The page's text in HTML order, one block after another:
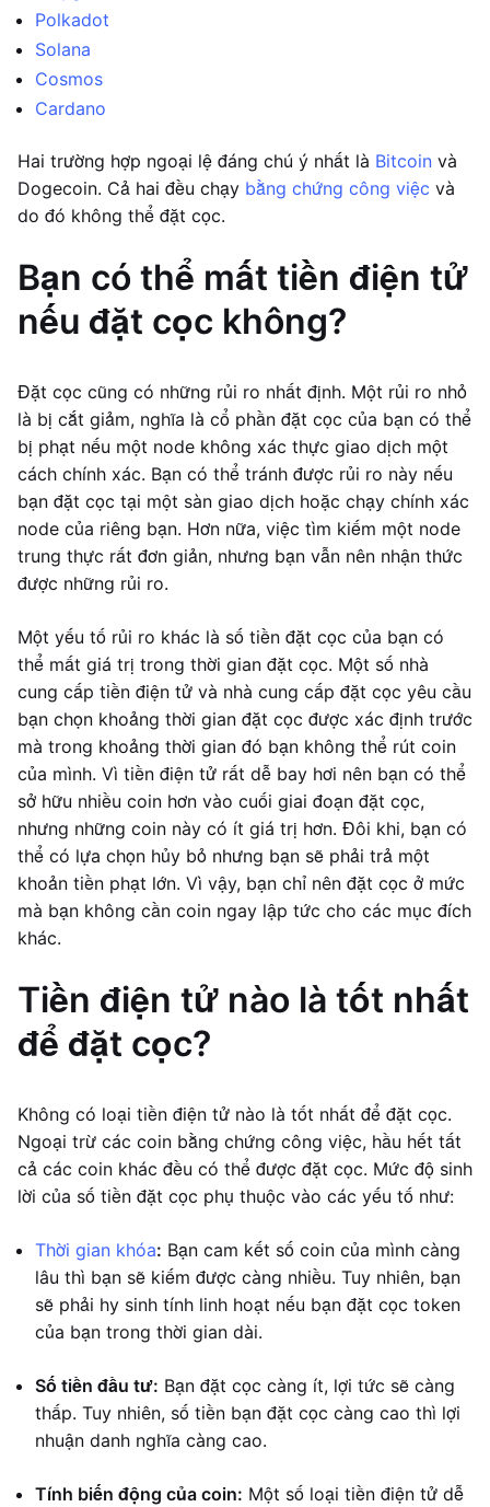
Polkadot
Solana
Cosmos
Cardano
Hai trường hợp ngoại lệ đáng chú ý nhất là Bitcoin và
Dogecoin. Cả hai đều chạy bằng chứng công việc và
do đó không thể đặt cọc.
Bạn có thể mất tiền điện tử
nếu đặt cọc không?
Đặt cọc cũng có những rủi ro nhất định. Một rủi ro nhỏ
là bị cắt giảm, nghĩa là cổ phần đặt cọc của bạn có thể
bị phạt nếu một node không xác thực giao dịch một
cách chính xác. Bạn có thể tránh được rủi ro này nếu
bạn đặt cọc tại một sàn giao dịch hoặc chạy chính xác
node của riêng bạn. Hơn nữa, việc tìm kiếm một node
trung thực rất đơn giản, nhưng bạn vẫn nên nhận thức
được những rủi ro.
Một yếu tố rủi ro khác là số tiền đặt cọc của bạn có
thể mất giá trị trong thời gian đặt cọc. Một số nhà
cung cấp tiền điện tử và nhà cung cấp đặt cọc yêu cầu
bạn chọn khoảng thời gian đặt cọc được xác định trước
mà trong khoảng thời gian đó bạn không thể rút coin
của mình. Vì tiền điện tử rất dễ bay hơi nên bạn có thể
sở hữu nhiều coin hơn vào cuối giai đoạn đặt cọc,
nhưng những coin này có ít giá trị hơn. Đôi khi, bạn có
thể có lựa chọn hủy bỏ nhưng bạn sẽ phải trả một
khoản tiền phạt lớn. Vì vậy, bạn chỉ nên đặt cọc ở mức
mà bạn không cần coin ngay lập tức cho các mục đích
khác.
Tiền điện tử nào là tốt nhất
để đặt cọc?
Không có loại tiền điện tử nào là tốt nhất để đặt cọc.
Ngoại trừ các coin bằng chứng công việc, hầu hết tất
cả các coin khác đều có thể được đặt cọc. Mức độ sinh
lời của số tiền đặt cọc phụ thuộc vào các yếu tố như:
Thời gian khóa: Bạn cam kết số coin của mình càng
lâu thì bạn sẽ kiếm được càng nhiều. Tuy nhiên, bạn
sẽ phải hy sinh tính linh hoạt nếu bạn đặt cọc token
của bạn trong thời gian dài.
Số tiền đầu tư: Bạn đặt cọc càng ít, lợi tức sẽ càng
thấp. Tuy nhiên, số tiền bạn đặt cọc càng cao thì lợi
nhuận danh nghĩa càng cao.
Tính biến động của coin: Một số loại tiền điện tử dễ